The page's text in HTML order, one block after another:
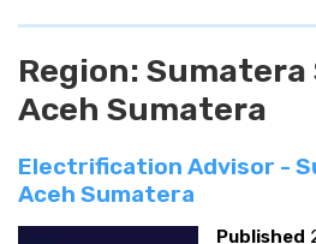
Region: Sumatera
Aceh Sumatera
Electrification Advisor -
Aceh Sumatera
Published